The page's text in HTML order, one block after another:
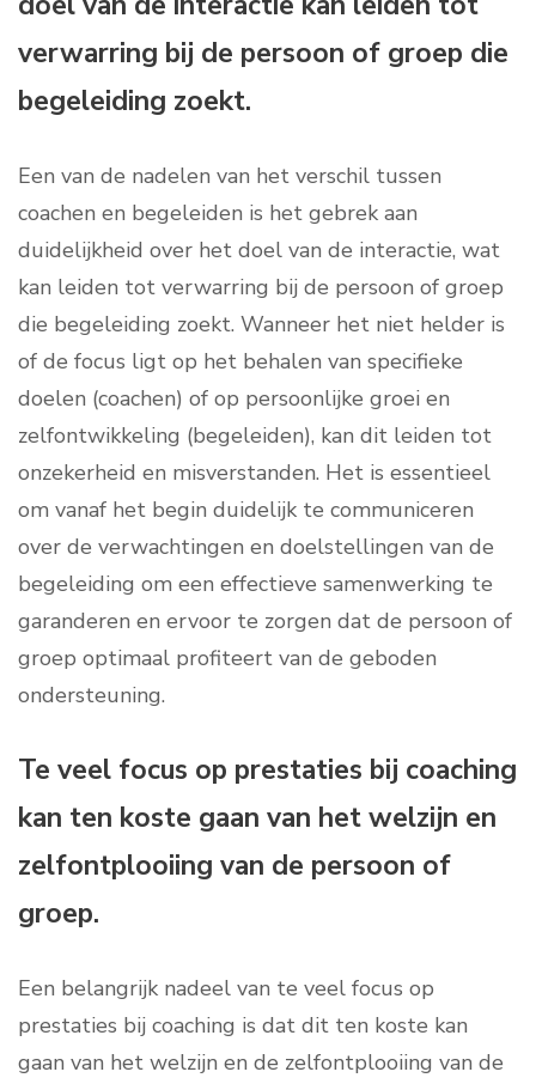
verwarring bij de persoon of groep die
begeleiding zoekt.
Een van de nadelen van het verschil tussen
coachen en begeleiden is het gebrek aan
duidelijkheid over het doel van de interactie, wat
kan leiden tot verwarring bij de persoon of groep
die begeleiding zoekt. Wanneer het niet helder is
of de focus ligt op het behalen van specifieke
doelen (coachen) of op persoonlijke groei en
zelfontwikkeling (begeleiden), kan dit leiden tot
onzekerheid en misverstanden. Het is essentieel
om vanaf het begin duidelijk te communiceren
over de verwachtingen en doelstellingen van de
begeleiding om een effectieve samenwerking te
garanderen en ervoor te zorgen dat de persoon of
groep optimaal profiteert van de geboden
ondersteuning.
Te veel focus op prestaties bij coaching
kan ten koste gaan van het welzijn en
zelfontplooiing van de persoon of
groep.
Een belangrijk nadeel van te veel focus op
prestaties bij coaching is dat dit ten koste kan
gaan van het welzijn en de zelfontplooiing van de